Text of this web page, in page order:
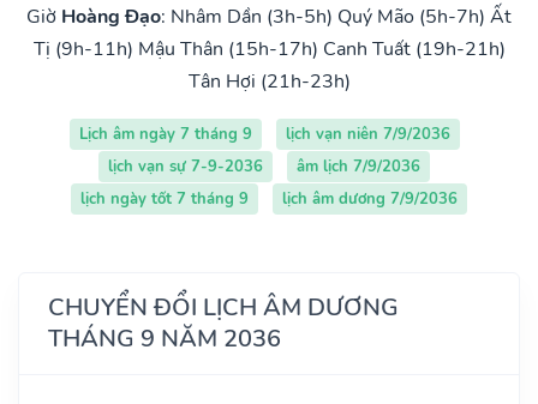
Giờ Hoàng Đạo: Nhâm Dần (3h-5h) Quý Mão (5h-7h) Ất
Tị (9h-11h) Mậu Thân (15h-17h) Canh Tuất (19h-21h)
Tân Hợi (21h-23h)
Lịch âm ngày 7 tháng 9
lịch vạn niên 7/9/2036
lịch vạn sự 7-9-2036
âm lịch 7/9/2036
lịch ngày tốt 7 tháng 9
lịch âm dương 7/9/2036
CHUYỂN ĐỔI LỊCH ÂM DƯƠNG
THÁNG 9 NĂM 2036